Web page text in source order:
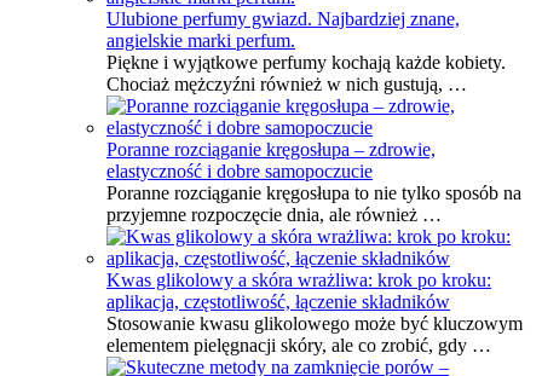
Ulubione perfumy gwiazd. Najbardziej znane,
angielskie marki perfum.
Piękne i wyjątkowe perfumy kochają każde kobiety.
Chociaż mężczyźni również w nich gustują, …
Poranne rozciąganie kręgosłupa – zdrowie,
elastyczność i dobre samopoczucie
Poranne rozciąganie kręgosłupa to nie tylko sposób na
przyjemne rozpoczęcie dnia, ale również …
Kwas glikolowy a skóra wrażliwa: krok po kroku:
aplikacja, częstotliwość, łączenie składników
Stosowanie kwasu glikolowego może być kluczowym
elementem pielęgnacji skóry, ale co zrobić, gdy …